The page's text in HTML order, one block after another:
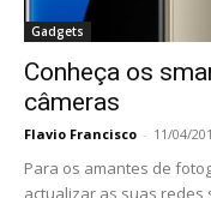
Gadgets
Conheça os
câmeras
Flavio Francisco - 11/04/
Para os amantes de
actualizar as suas redes